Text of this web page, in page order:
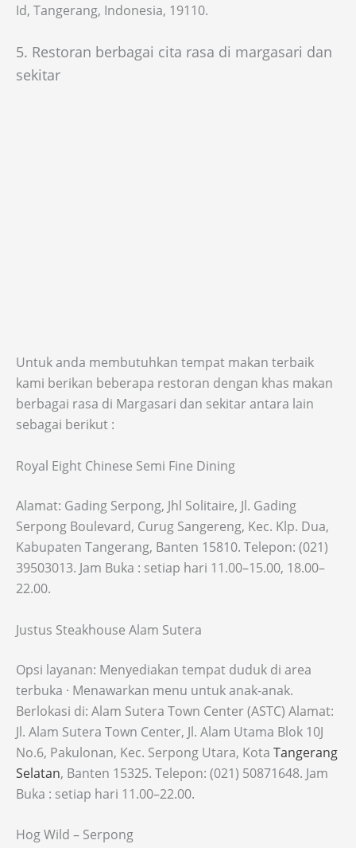
Id, Tangerang, Indonesia, 19110.
5. Restoran berbagai cita rasa di margasari dan
sekitar
Untuk anda membutuhkan tempat makan terbaik
kami berikan beberapa restoran dengan khas makan
berbagai rasa di Margasari dan sekitar antara lain
sebagai berikut :
Royal Eight Chinese Semi Fine Dining
Alamat: Gading Serpong, Jhl Solitaire, Jl. Gading
Serpong Boulevard, Curug Sangereng, Kec. Klp. Dua,
Kabupaten Tangerang, Banten 15810. Telepon: (021)
39503013. Jam Buka : setiap hari 11.00–15.00, 18.00–
22.00.
Justus Steakhouse Alam Sutera
Opsi layanan: Menyediakan tempat duduk di area
terbuka · Menawarkan menu untuk anak-anak.
Berlokasi di: Alam Sutera Town Center (ASTC) Alamat:
Jl. Alam Sutera Town Center, Jl. Alam Utama Blok 10J
No.6, Pakulonan, Kec. Serpong Utara, Kota Tangerang
Selatan, Banten 15325. Telepon: (021) 50871648. Jam
Buka : setiap hari 11.00–22.00.
Hog Wild – Serpong